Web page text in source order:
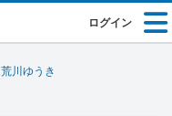
ログイン
荒川ゆうき